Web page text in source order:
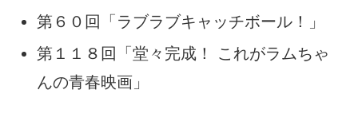
第６０回「ラブラブキャッチボール！」
第１１８回「堂々完成！ これがラムちゃ
んの青春映画」